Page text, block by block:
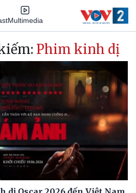
Multimedia
Phim kinh dị